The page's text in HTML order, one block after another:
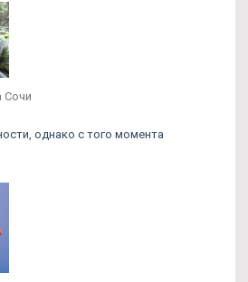
Сочи
однако с того момента